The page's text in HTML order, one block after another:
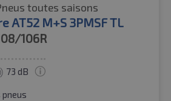
toutes saisons
AT52 M+S 3PMSF TL
106R
73 dB
pneus